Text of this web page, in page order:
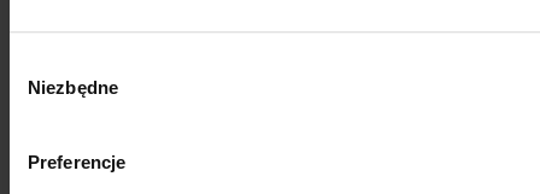
zgody
Niezbędne
Preferencje